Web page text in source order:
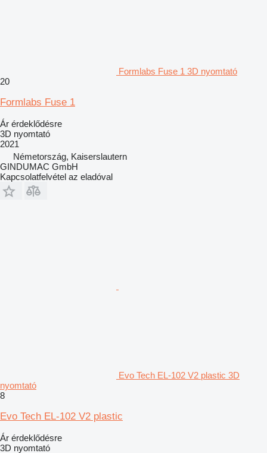
Formlabs Fuse 1 3D nyomtató
20
Formlabs Fuse 1
Ár érdeklődésre
3D nyomtató
2021
Németország, Kaiserslautern
GINDUMAC GmbH
Kapcsolatfelvétel az eladóval
Evo Tech EL-102 V2 plastic 3D
nyomtató
8
Evo Tech EL-102 V2 plastic
Ár érdeklődésre
3D nyomtató